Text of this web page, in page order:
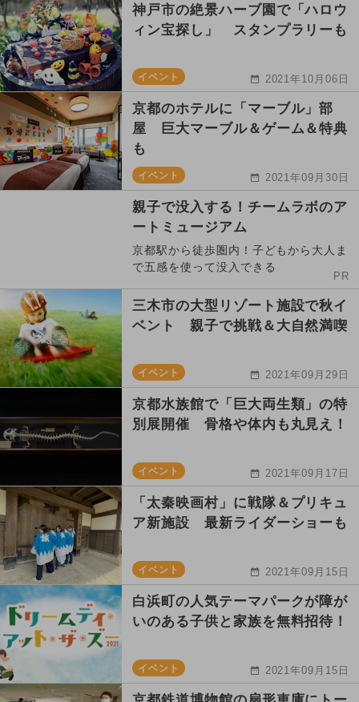
神戸市の絶景ハーブ園で「ハロウ
ィン宝探し」 スタンプラリーも
イベント 2021年10月06日
京都のホテルに「マーブル」部
屋 巨大マーブル＆ゲーム＆特典
も
イベント 2021年09月30日
親子で没入する！チームラボのア
ートミュージアム
京都駅から徒歩圏内！子どもから大人ま
で五感を使って没入できる
PR
三木市の大型リゾート施設で秋イ
ベント 親子で挑戦＆大自然満喫
イベント 2021年09月29日
京都水族館で「巨大両生類」の特
別展開催 骨格や体内も丸見え！
イベント 2021年09月17日
「太秦映画村」に戦隊＆プリキュ
ア新施設 最新ライダーショーも
イベント 2021年09月15日
白浜町の人気テーマパークが障が
いのある子供と家族を無料招待！
イベント 2021年09月15日